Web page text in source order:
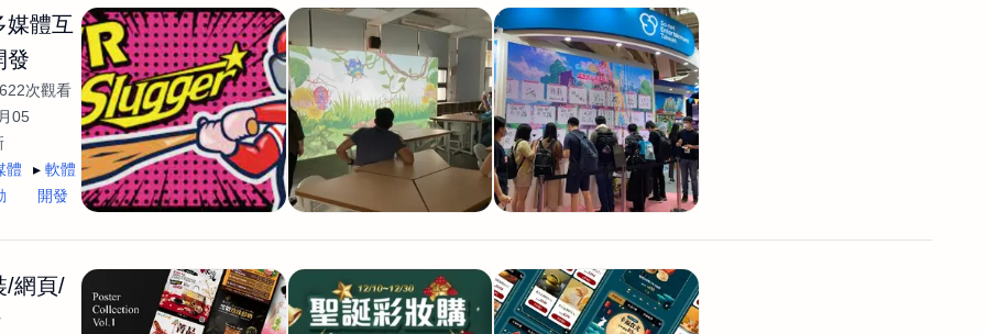
AI應用 AI 網頁設計 軟體開發 網站架設網頁製作 語言 整合行銷公關
平面設計師 AI影片製作 P圖改圖修圖 廣告操作 SEO CRM GoogleAnalytics
程式
商業攝影 廣告行銷服務 室內設計 網站開發 接案 照片後製修圖
WordPress網站架設與網站維護救援
生產設計 網頁製作 SCI醫學論文寫作投稿 Flutter
影像設計 視覺設計 自我介紹 業務外包 設計建模渲染 Solidworks 插畫
電商自媒體平面設計 長篇文案短 影片製作 設計 動畫製作 服務項目
媒體互
發
622次觀看
05
體
軟體
開發
/網頁/